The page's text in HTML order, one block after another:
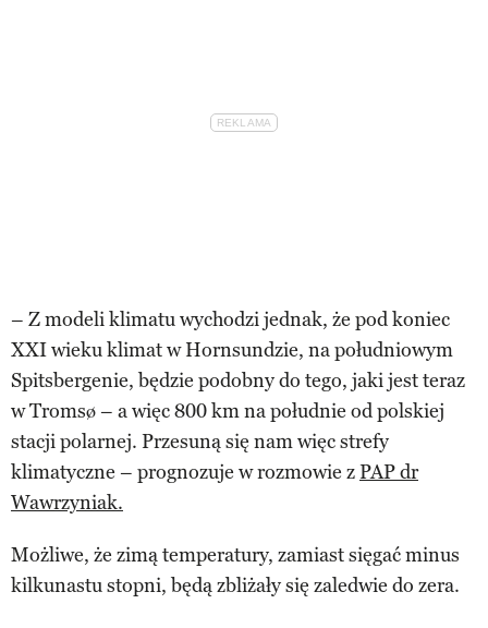
– Z modeli klimatu wychodzi jednak, że pod koniec
XXI wieku klimat w Hornsundzie, na południowym
Spitsbergenie, będzie podobny do tego, jaki jest teraz
w Tromsø – a więc 800 km na południe od polskiej
stacji polarnej. Przesuną się nam więc strefy
klimatyczne – prognozuje w rozmowie zPAP dr
Wawrzyniak.
Możliwe, że zimą temperatury, zamiast sięgać minus
kilkunastu stopni, będą zbliżały się zaledwie do zera.